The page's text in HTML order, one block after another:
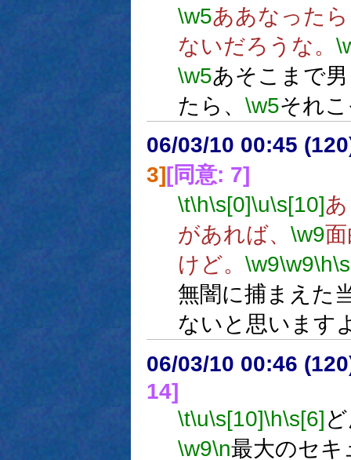
\w5ああなった
ないだろうな。
\w5あそこまで
たら、 \w5それ
06/03/10 00:45
3] [同意: 7]
\t\h\s[0]\u\s[10]
があれば、 \w9
けど。 \w9\w9\h
無闇に捕まえた
ないと思います
06/03/10 00:46
14]
\t\u\s[10]\h\s[6]
\w9\n最大のセキ